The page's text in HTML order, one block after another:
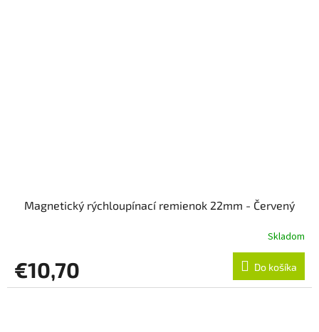
Magnetický rýchloupínací remienok 22mm - Červený
Skladom
€10,70 Do košíka